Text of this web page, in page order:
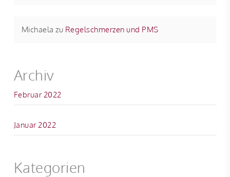
Michaela zu Regelschmerzen und PMS
Archiv
Februar 2022
Januar 2022
Kategorien